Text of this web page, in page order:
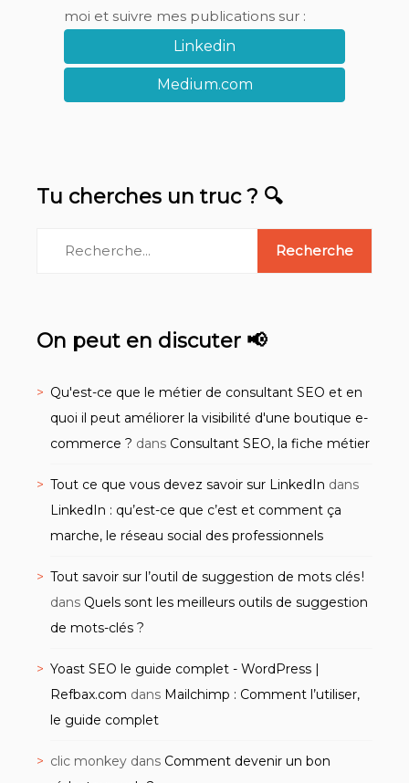
moi et suivre mes publications sur :
Linkedin
Medium.com
Tu cherches un truc ? 🔍
On peut en discuter 📢
Qu'est-ce que le métier de consultant SEO et en
quoi il peut améliorer la visibilité d'une boutique e-
commerce ? dans Consultant SEO, la fiche métier
Tout ce que vous devez savoir sur LinkedIn dans
LinkedIn : qu’est-ce que c’est et comment ça
marche, le réseau social des professionnels
Tout savoir sur l’outil de suggestion de mots clés !
dans Quels sont les meilleurs outils de suggestion
de mots-clés ?
Yoast SEO le guide complet - WordPress |
Refbax.com dans Mailchimp : Comment l’utiliser,
le guide complet
clic monkey dans Comment devenir un bon